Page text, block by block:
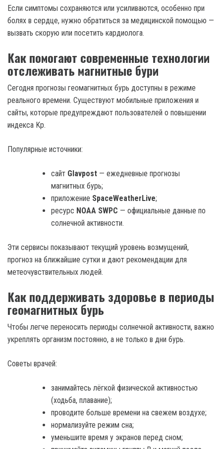
Если симптомы сохраняются или усиливаются, особенно при
болях в сердце, нужно обратиться за медицинской помощью —
вызвать скорую или посетить кардиолога.
Как помогают современные технологии
отслеживать магнитные бури
Сегодня прогнозы геомагнитных бурь доступны в режиме
реального времени. Существуют мобильные приложения и
сайты, которые предупреждают пользователей о повышении
индекса Kp.
Популярные источники:
сайт Glavpost — ежедневные прогнозы
магнитных бурь;
приложение SpaceWeatherLive;
ресурс NOAA SWPC — официальные данные по
солнечной активности.
Эти сервисы показывают текущий уровень возмущений,
прогноз на ближайшие сутки и дают рекомендации для
метеочувствительных людей.
Как поддерживать здоровье в периоды
геомагнитных бурь
Чтобы легче переносить периоды солнечной активности, важно
укреплять организм постоянно, а не только в дни бурь.
Советы врачей:
занимайтесь лёгкой физической активностью
(ходьба, плавание);
проводите больше времени на свежем воздухе;
нормализуйте режим сна;
уменьшите время у экранов перед сном;